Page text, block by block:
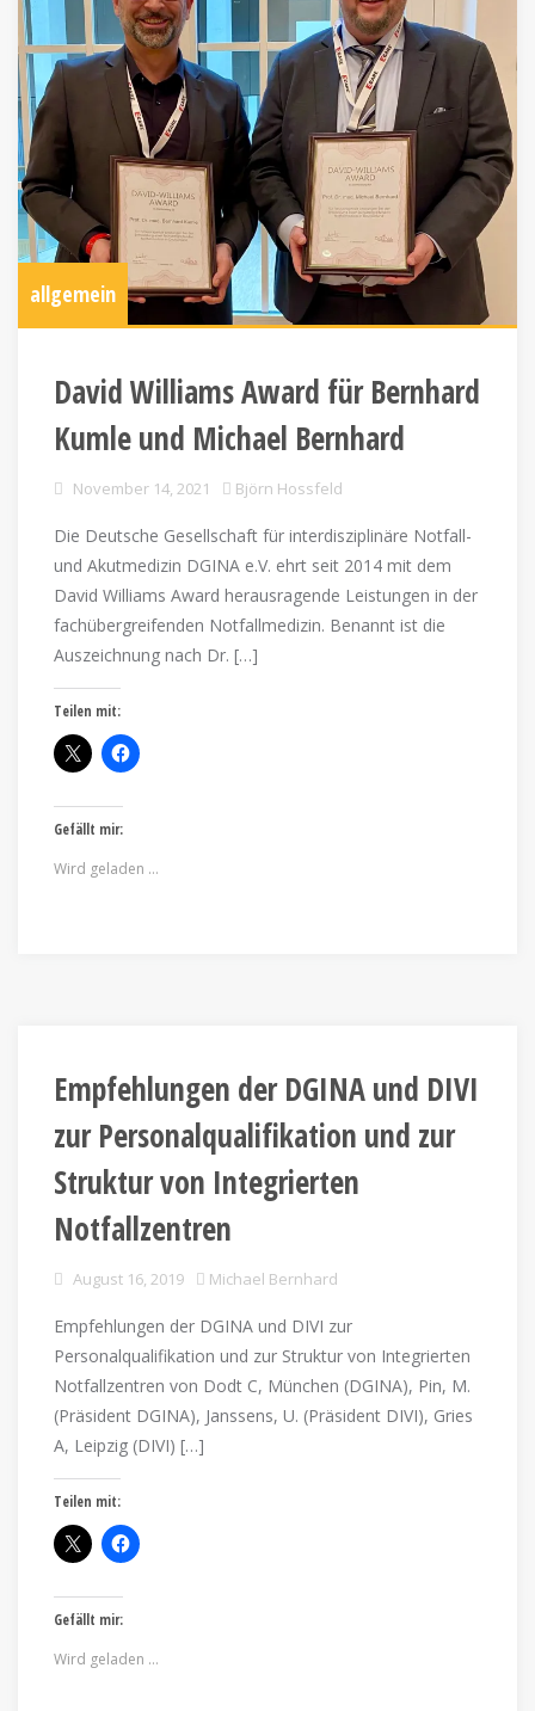
allgemein
David Williams Award für Bernhard
Kumle und Michael Bernhard
November 14, 2021 Björn Hossfeld
Die Deutsche Gesellschaft für interdisziplinäre Notfall-
und Akutmedizin DGINA e.V. ehrt seit 2014 mit dem
David Williams Award herausragende Leistungen in der
fachübergreifenden Notfallmedizin. Benannt ist die
Auszeichnung nach Dr. […]
Teilen mit:
Gefällt mir:
Wird geladen …
Empfehlungen der DGINA und DIVI
zur Personalqualifikation und zur
Struktur von Integrierten
Notfallzentren
August 16, 2019 Michael Bernhard
Empfehlungen der DGINA und DIVI zur
Personalqualifikation und zur Struktur von Integrierten
Notfallzentren von Dodt C, München (DGINA), Pin, M.
(Präsident DGINA), Janssens, U. (Präsident DIVI), Gries
A, Leipzig (DIVI) […]
Teilen mit:
Gefällt mir:
Wird geladen …